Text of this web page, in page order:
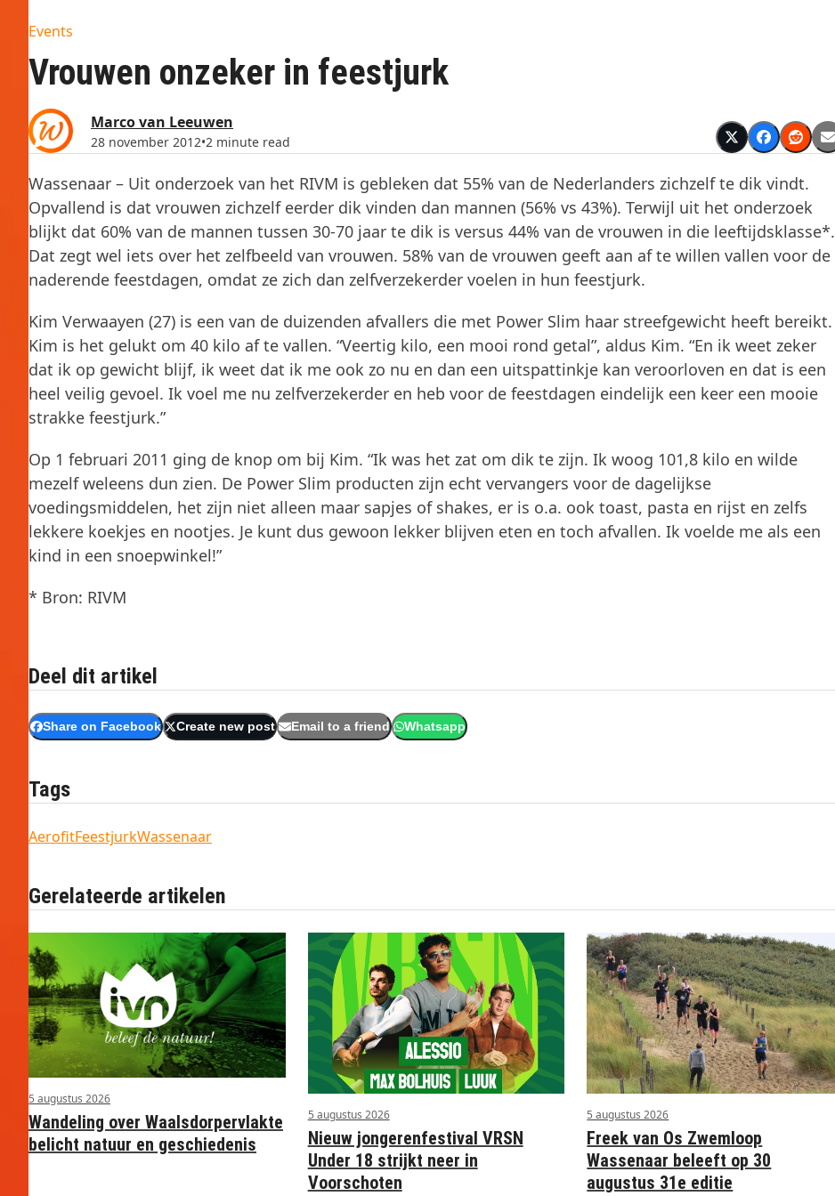
Events
Vrouwen onzeker in feestjurk
Marco van Leeuwen
28 november 2012•2 minute read
Wassenaar – Uit onderzoek van het RIVM is gebleken dat 55% van de Nederlanders zichzelf te dik vindt.
Opvallend is dat vrouwen zichzelf eerder dik vinden dan mannen (56% vs 43%). Terwijl uit het onderzoek
blijkt dat 60% van de mannen tussen 30-70 jaar te dik is versus 44% van de vrouwen in die leeftijdsklasse*.
Dat zegt wel iets over het zelfbeeld van vrouwen. 58% van de vrouwen geeft aan af te willen vallen voor de
naderende feestdagen, omdat ze zich dan zelfverzekerder voelen in hun feestjurk.
Kim Verwaayen (27) is een van de duizenden afvallers die met Power Slim haar streefgewicht heeft bereikt.
Kim is het gelukt om 40 kilo af te vallen. “Veertig kilo, een mooi rond getal”, aldus Kim. “En ik weet zeker
dat ik op gewicht blijf, ik weet dat ik me ook zo nu en dan een uitspattinkje kan veroorloven en dat is een
heel veilig gevoel. Ik voel me nu zelfverzekerder en heb voor de feestdagen eindelijk een keer een mooie
strakke feestjurk.”
Op 1 februari 2011 ging de knop om bij Kim. “Ik was het zat om dik te zijn. Ik woog 101,8 kilo en wilde
mezelf weleens dun zien. De Power Slim producten zijn echt vervangers voor de dagelijkse
voedingsmiddelen, het zijn niet alleen maar sapjes of shakes, er is o.a. ook toast, pasta en rijst en zelfs
lekkere koekjes en nootjes. Je kunt dus gewoon lekker blijven eten en toch afvallen. Ik voelde me als een
kind in een snoepwinkel!”
* Bron: RIVM
Deel dit artikel
Share on Facebook Create new post Email to a friend Whatsapp
Tags
AerofitFeestjurkWassenaar
Gerelateerde artikelen
5 augustus 2026
Wandeling over Waalsdorpervlakte
belicht natuur en geschiedenis
5 augustus 2026
Nieuw jongerenfestival VRSN
Under 18 strijkt neer in
Voorschoten
5 augustus 2026
Freek van Os Zwemloop
Wassenaar beleeft op 30
augustus 31e editie